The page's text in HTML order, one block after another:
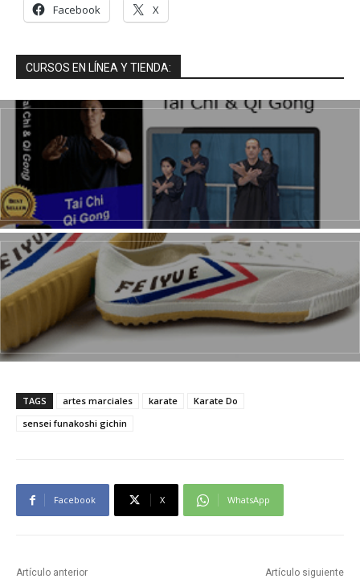
Facebook X
CURSOS EN LÍNEA Y TIENDA:
TAGS artes marciales karate
Karate Do
sensei funakoshi gichin
Facebook X WhatsApp
Artículo anterior Artículo siguiente